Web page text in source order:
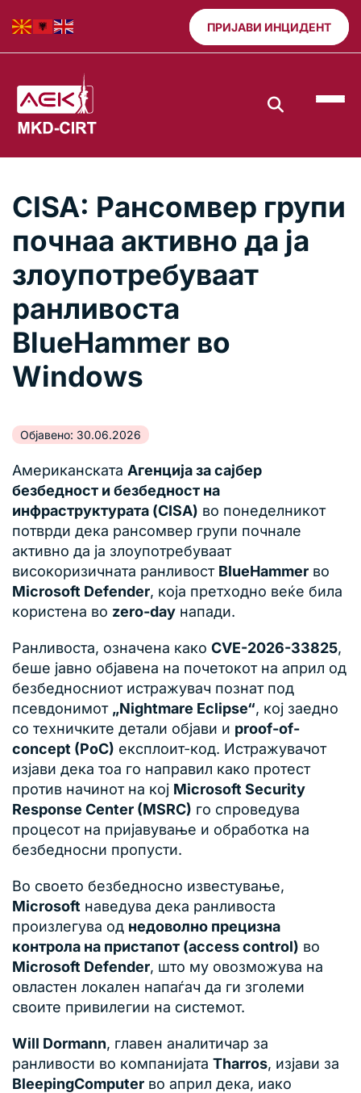
ПРИЈАВИ ИНЦИДЕНТ
CISA: Рансомвер групи
почнаа активно да ја
злоупотребуваат
ранливоста
BlueHammer во
Windows
Објавено: 30.06.2026
Американската Агенција за сајбер
безбедност и безбедност на
инфраструктурата (CISA) во понеделникот
потврди дека рансомвер групи почнале
активно да ја злоупотребуваат
високоризичната ранливост BlueHammer во
Microsoft Defender, која претходно веќе била
користена во zero-day напади.
Ранливоста, означена како CVE-2026-33825,
беше јавно објавена на почетокот на април од
безбедносниот истражувач познат под
псевдонимот „Nightmare Eclipse“, кој заедно
со техничките детали објави и proof-of-
concept (PoC) експлоит-код. Истражувачот
изјави дека тоа го направил како протест
против начинот на кој Microsoft Security
Response Center (MSRC) го спроведува
процесот на пријавување и обработка на
безбедносни пропусти.
Во своето безбедносно известување,
Microsoft наведува дека ранливоста
произлегува од недоволно прецизна
контрола на пристапот (access control) во
Microsoft Defender, што му овозможува на
овластен локален напаѓач да ги зголеми
своите привилегии на системот.
Will Dormann, главен аналитичар за
ранливости во компанијата Tharros, изјави за
BleepingComputer во април дека, иако